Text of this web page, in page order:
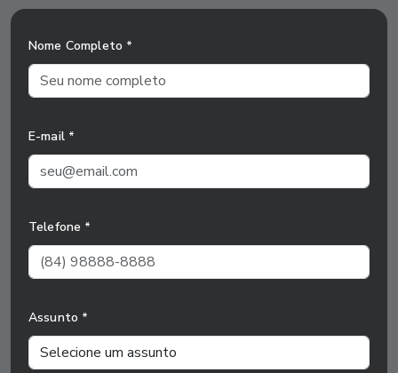
Nome Completo *
E-mail *
Telefone *
Assunto *